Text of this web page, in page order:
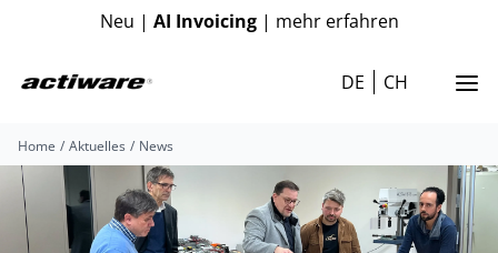
Neu | AI Invoicing| mehr erfahren
DE CH
Home Aktuelles News